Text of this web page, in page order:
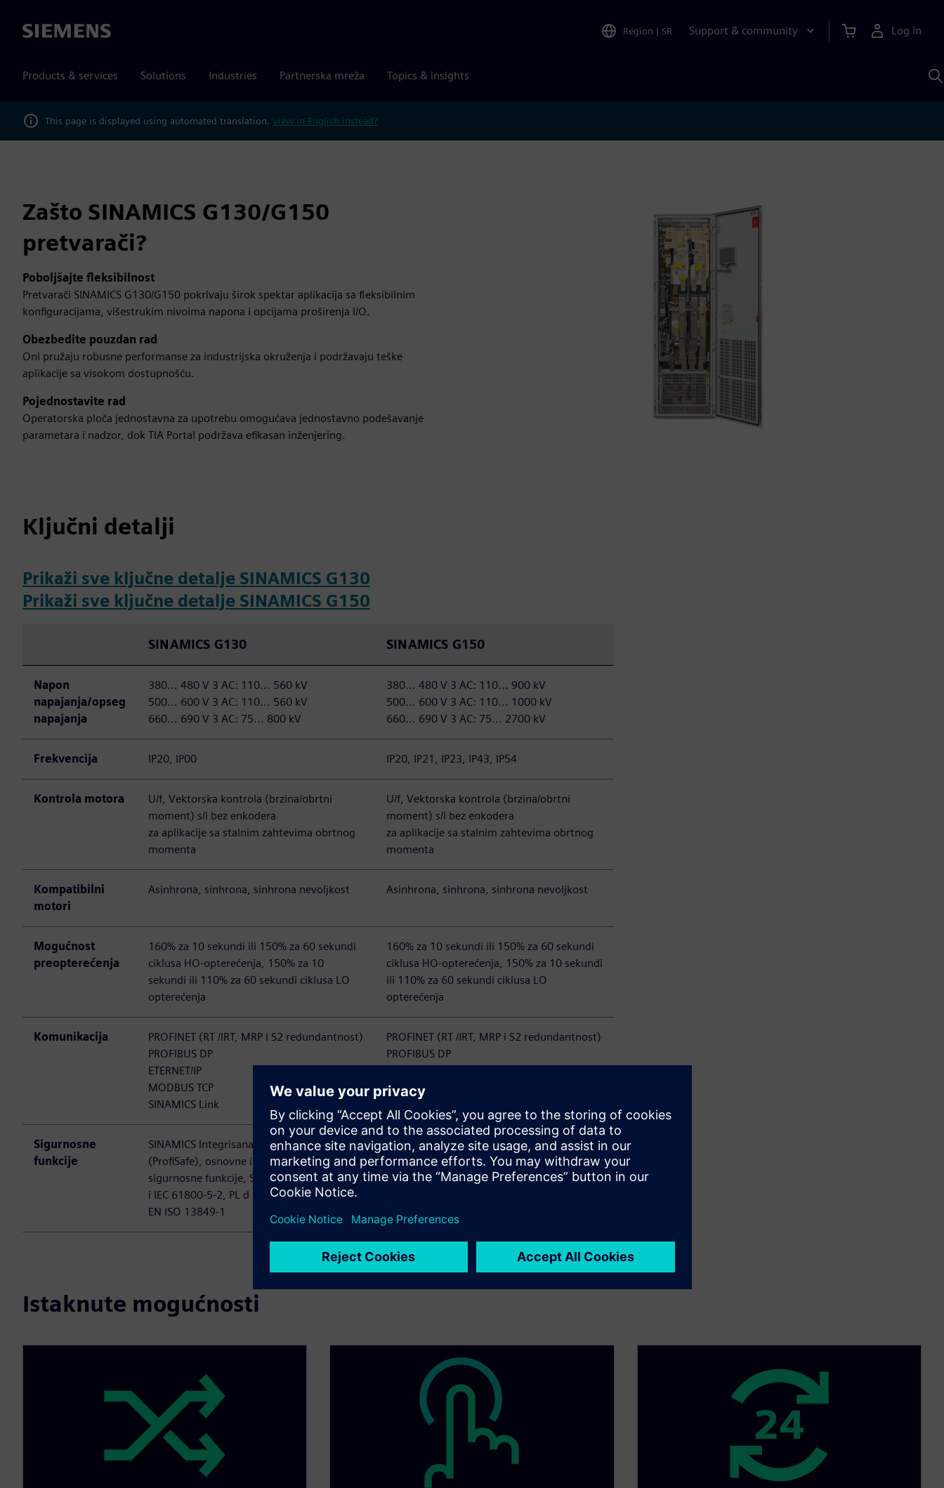
Siemens Region | SR Support & community Log in
Products & services Solutions Industries Partnerska mreža Topics & insights
This page is displayed using automated translation. View in English instead?
Zašto SINAMICS G130/G150
pretvarači?
Poboljšajte fleksibilnost
Pretvarači SINAMICS G130/G150 pokrivaju širok spektar aplikacija sa fleksibilnim
konfiguracijama, višestrukim nivoima napona i opcijama proširenja I/O.
Obezbedite pouzdan rad
Oni pružaju robusne performanse za industrijska okruženja i podržavaju teške
aplikacije sa visokom dostupnošću.
Pojednostavite rad
Operatorska ploča jednostavna za upotrebu omogućava jednostavno podešavanje
parametara i nadzor, dok TIA Portal podržava efikasan inženjering.
Ključni detalji
Prikaži sve ključne detalje SINAMICS G130
Prikaži sve ključne detalje SINAMICS G150
SINAMICS G130 SINAMICS G150
Napon
napajanja/opseg
napajanja
380... 480 V 3 AC: 110... 560 kV
500... 600 V 3 AC: 110... 560 kV
660... 690 V 3 AC: 75... 800 kV
380... 480 V 3 AC: 110... 900 kV
500... 600 V 3 AC: 110... 1000 kV
660... 690 V 3 AC: 75... 2700 kV
Frekvencija IP20, IP00 IP20, IP21, IP23, IP43, IP54
Kontrola motora
U/f, Vektorska kontrola (brzina/obrtni
moment) s/i bez enkodera
za aplikacije sa stalnim zahtevima obrtnog
momenta
U/f, Vektorska kontrola (brzina/obrtni
moment) s/i bez enkodera
za aplikacije sa stalnim zahtevima obrtnog
momenta
Kompatibilni
motori
Asinhrona, sinhrona, sinhrona nevoljkost Asinhrona, sinhrona, sinhrona nevoljkost
Mogućnost
preopterećenja
160% za 10 sekundi ili 150% za 60 sekundi
ciklusa HO-opterećenja, 150% za 10
sekundi ili 110% za 60 sekundi ciklusa LO
opterećenja
160% za 10 sekundi ili 150% za 60 sekundi
ciklusa HO-opterećenja, 150% za 10 sekundi
ili 110% za 60 sekundi ciklusa LO
opterećenja
Komunikacija
PROFINET (RT /IRT, MRP i S2 redundantnost)
PROFIBUS DP
ETERNET/IP
MODBUS TCP
SINAMICS Link
PROFINET (RT /IRT, MRP i S2 redundantnost)
PROFIBUS DP
MODBUS TCP
Sigurnosne
funkcije
SINAMICS Integrisana bezbednost
(ProfiSafe), osnovne i razne proširene
sigurnosne funkcije, SIL 2 prema IEC 61508
i IEC 61800-5-2, PL d i kategorija 3 prema
EN ISO 13849-1
SINAMICS Integrisana bezbednost
(ProfiSafe), osnovne i razne proširene
sigurnosne funkcije, SIL 2 prema IEC 61508 i
ISO 13849-1
Istaknute mogućnosti